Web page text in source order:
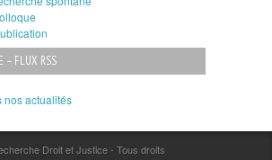
– FLUX RSS
nos actualités
Droit et Justice - Tous droits